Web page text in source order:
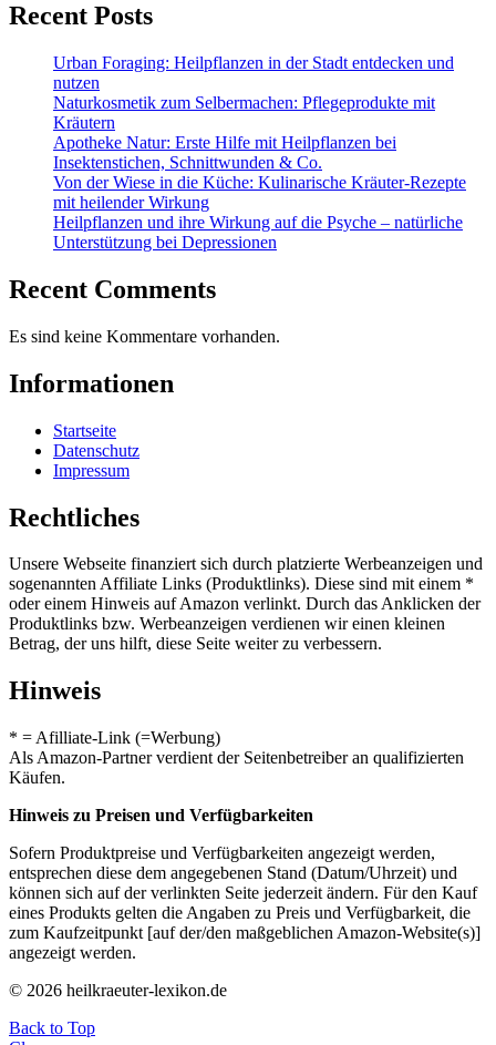
Recent Posts
Urban Foraging: Heilpflanzen in der Stadt entdecken und
nutzen
Naturkosmetik zum Selbermachen: Pflegeprodukte mit
Kräutern
Apotheke Natur: Erste Hilfe mit Heilpflanzen bei
Insektenstichen, Schnittwunden & Co.
Von der Wiese in die Küche: Kulinarische Kräuter-Rezepte
mit heilender Wirkung
Heilpflanzen und ihre Wirkung auf die Psyche – natürliche
Unterstützung bei Depressionen
Recent Comments
Es sind keine Kommentare vorhanden.
Informationen
Startseite
Datenschutz
Impressum
Rechtliches
Unsere Webseite finanziert sich durch platzierte Werbeanzeigen und
sogenannten Affiliate Links (Produktlinks). Diese sind mit einem *
oder einem Hinweis auf Amazon verlinkt. Durch das Anklicken der
Produktlinks bzw. Werbeanzeigen verdienen wir einen kleinen
Betrag, der uns hilft, diese Seite weiter zu verbessern.
Hinweis
* = Afilliate-Link (=Werbung)
Als Amazon-Partner verdient der Seitenbetreiber an qualifizierten
Käufen.
Hinweis zu Preisen und Verfügbarkeiten
Sofern Produktpreise und Verfügbarkeiten angezeigt werden,
entsprechen diese dem angegebenen Stand (Datum/Uhrzeit) und
können sich auf der verlinkten Seite jederzeit ändern. Für den Kauf
eines Produkts gelten die Angaben zu Preis und Verfügbarkeit, die
zum Kaufzeitpunkt [auf der/den maßgeblichen Amazon-Website(s)]
angezeigt werden.
© 2026 heilkraeuter-lexikon.de
Back to Top